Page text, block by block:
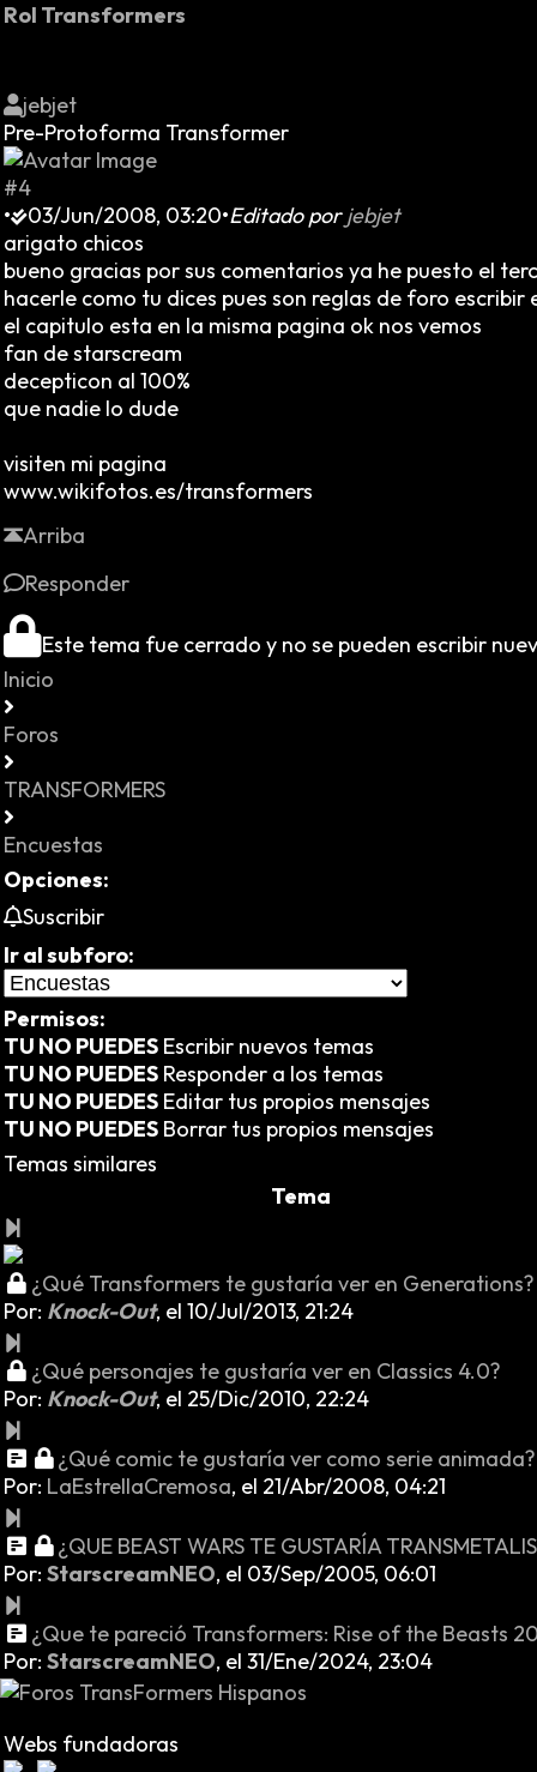
Rol Transformers
jebjet
Pre-Protoforma Transformer
#4
•
03/Jun/2008, 03:20•Editado porjebjet
arigato chicos
bueno gracias por sus comentarios ya he puesto el
hacerle como tu dices pues son reglas de foro
el capitulo esta en la misma pagina ok nos vemos
fan de starscream
decepticon al 100%
que nadie lo dude
visiten mi pagina
www.wikifotos.es/transformers
Arriba
Responder
Este tema fue cerrado y no se pueden escribir
Inicio
Foros
TRANSFORMERS
Encuestas
Opciones:
Suscribir
Ir al subforo:
Permisos:
TU NO PUEDES Escribir nuevos temas
TU NO PUEDES Responder a los temas
TU NO PUEDES Editar tus propios mensajes
TU NO PUEDES Borrar tus propios mensajes
Temas similares
Tema
¿Qué Transformers te gustaría ver en Generations?
Por: Knock-Out, el 10/Jul/2013, 21:24
¿Qué personajes te gustaría ver en Classics 4.0?
Por: Knock-Out, el 25/Dic/2010, 22:24
¿Qué comic te gustaría ver como serie animada?
Por: LaEstrellaCremosa, el 21/Abr/2008, 04:21
¿QUE BEAST WARS TE GUSTARÍA
Por: StarscreamNEO, el 03/Sep/2005, 06:01
¿Que te pareció Transformers: Rise of the Beasts
Por: StarscreamNEO, el 31/Ene/2024, 23:04
Webs fundadoras